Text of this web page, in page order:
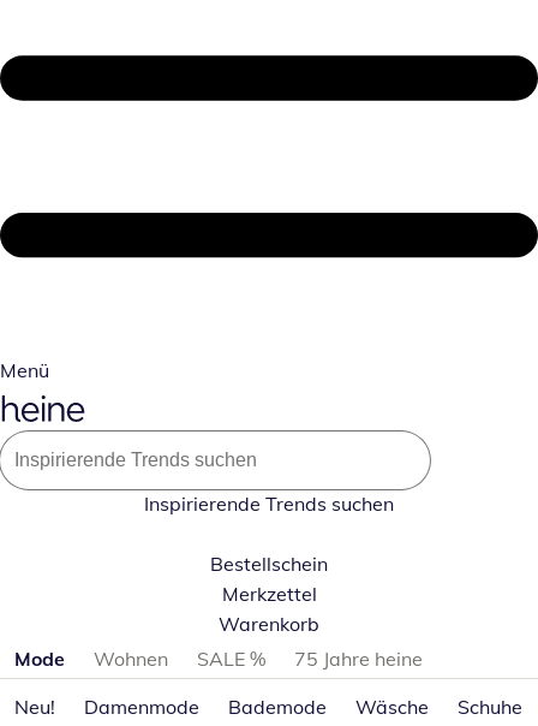
Menü
Inspirierende Trends suchen
Bestellschein
Merkzettel
Warenkorb
Produktkategorien überspringen
Mode Wohnen SALE %
75 Jahre heine
Neu!
Damenmode Bademode Wäsche Schuhe